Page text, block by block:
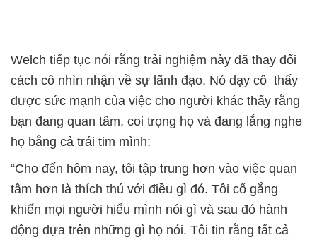
Welch tiếp tục nói rằng trải nghiệm này đã thay đổi
cách cô nhìn nhận về sự lãnh đạo. Nó dạy cô thấy
được sức mạnh của việc cho người khác thấy rằng
bạn đang quan tâm, coi trọng họ và đang lắng nghe
họ bằng cả trái tim mình:
“Cho đến hôm nay, tôi tập trung hơn vào việc quan
tâm hơn là thích thú với điều gì đó. Tôi cố gắng
khiến mọi người hiểu mình nói gì và sau đó hành
động dựa trên những gì họ nói. Tôi tin rằng tất cả